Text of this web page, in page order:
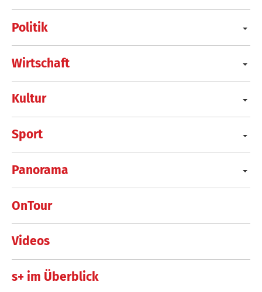
Politik
Wirtschaft
Kultur
Sport
Panorama
OnTour
Videos
s+ im Überblick